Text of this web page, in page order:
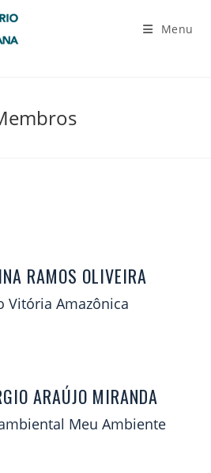
Menu
RAMOS OLIVEIRA
Vitória Amazônica
ARAÚJO MIRANDA
Meu Ambiente